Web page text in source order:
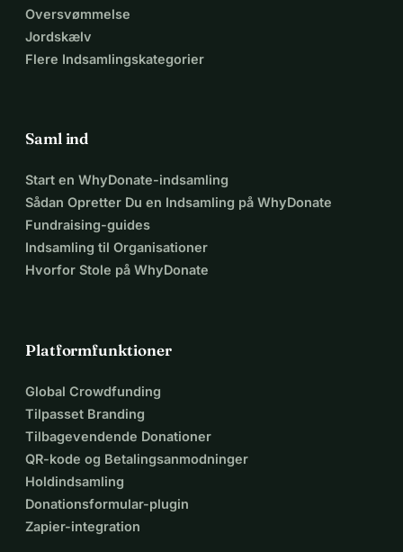
Oversvømmelse
Jordskælv
Flere Indsamlingskategorier
Saml ind
Start en WhyDonate-indsamling
Sådan Opretter Du en Indsamling på WhyDonate
Fundraising-guides
Indsamling til Organisationer
Hvorfor Stole på WhyDonate
Platformfunktioner
Global Crowdfunding
Tilpasset Branding
Tilbagevendende Donationer
QR-kode og Betalingsanmodninger
Holdindsamling
Donationsformular-plugin
Zapier-integration